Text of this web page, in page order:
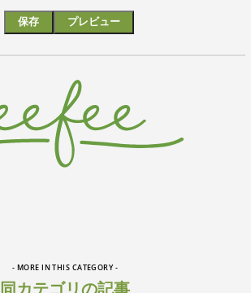
- MORE IN THIS CATEGORY -
同カテゴリの記事